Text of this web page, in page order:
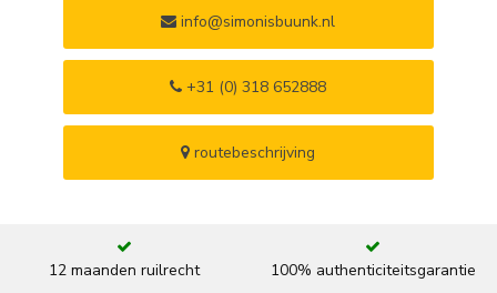
info@simonisbuunk.nl
+31 (0) 318 652888
routebeschrijving
12 maanden ruilrecht 100% authenticiteitsgarantie